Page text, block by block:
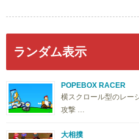
ランダム表示
POPEBOX RACER
横スクロール型のレー
攻撃 …
大相撲